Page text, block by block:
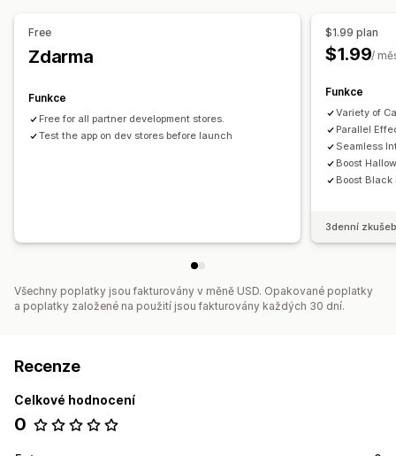
Responzivní design pro mobilní zařízení
Podzim
Nový rok
Jaro Léto Den svatého Valentýna
Propagační akce
Vlastní události
Free
Zdarma
Funkce
Free for all partner development stores.
Test the app on dev stores before launch
$1.99 plan
$1.99/
Funkce
Variety of
Parallel
Seamless
Boost
Boost Black
3denní
Všechny poplatky jsou fakturovány v měně USD. Opakované poplatky
a poplatky založené na použití jsou fakturovány každých 30 dní.
Recenze
Celkové hodnocení
0